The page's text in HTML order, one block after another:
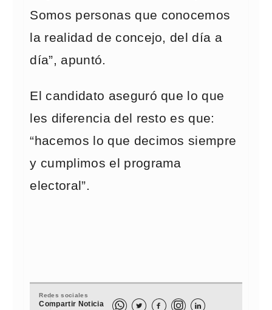
Somos personas que conocemos
la realidad de concejo, del día a
día”, apuntó.
El candidato aseguró que lo que
les diferencia del resto es que:
“hacemos lo que decimos siempre
y cumplimos el programa
electoral”.
Redes sociales
Compartir Noticia   